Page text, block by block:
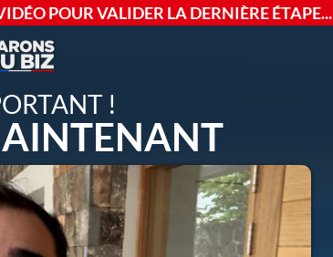
POUR VALIDER LA DERNIÈRE ÉTAPE...
!